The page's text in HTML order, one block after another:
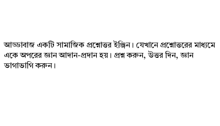
আড্ডাবাজ একটি সামাজিক প্রশ্নোত্তর ইঞ্জিন। যেখানে প্রশ্নোত্তরের মাধ্যমে
একে অপরের জ্ঞান আদান-প্রদান হয়। প্রশ্ন করুন, উত্তর দিন, জ্ঞান
ভাগাভাগি করুন।